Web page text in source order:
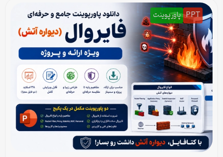
PPT پاورپوینت